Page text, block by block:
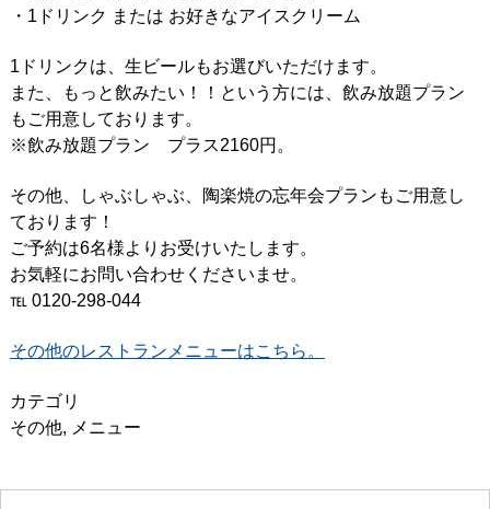
・1ドリンク または お好きなアイスクリーム
1ドリンクは、生ビールもお選びいただけます。
また、もっと飲みたい！！という方には、飲み放題プラン
もご用意しております。
※飲み放題プラン プラス2160円。
その他、しゃぶしゃぶ、陶楽焼の忘年会プランもご用意し
ております！
ご予約は6名様よりお受けいたします。
お気軽にお問い合わせくださいませ。
℡ 0120-298-044
その他のレストランメニューはこちら。
カテゴリ
その他, メニュー